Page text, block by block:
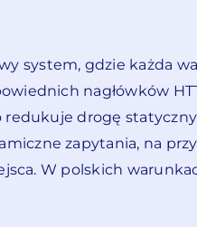
system, gdzie każda
nagłówków
redukuje drogę
zapytania, na
W polskich